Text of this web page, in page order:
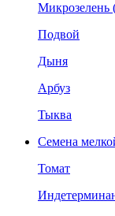
Микрозелень
Подвой
Дыня
Арбуз
Тыква
Семена
Томат